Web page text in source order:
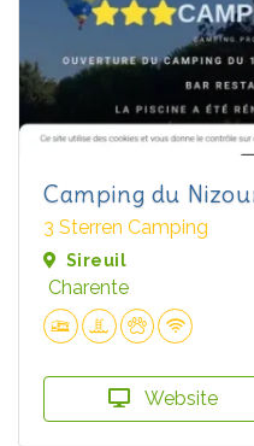
Camping du
3 Sterren Camping
Sireuil
Charente
Website